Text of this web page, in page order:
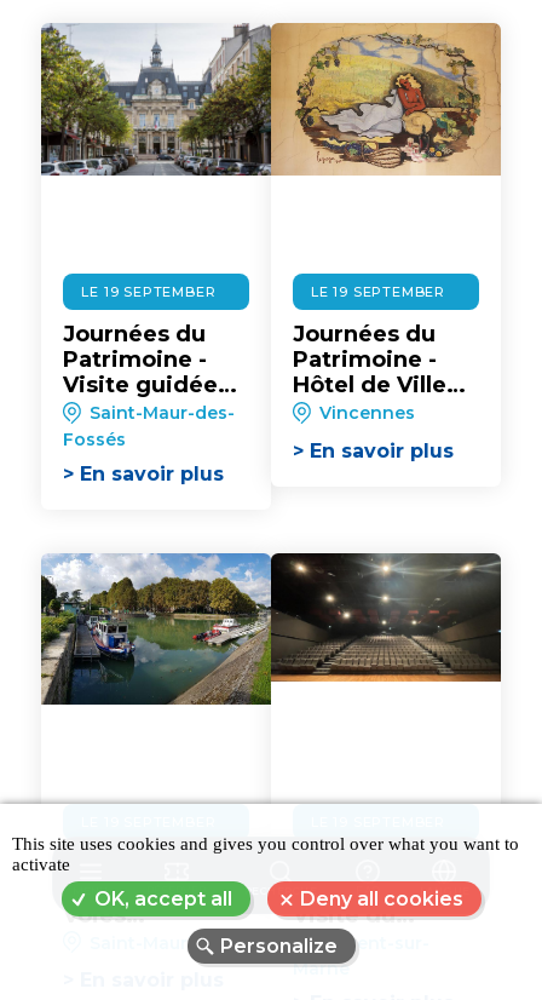
LE 19 SEPTEMBER
Journées du
Patrimoine -
Visite guidée
de l'Hôtel de
Ville de Saint-
Maur
Saint-Maur-des-
Fossés
> En savoir plus
LE 19 SEPTEMBER
Journées du
Patrimoine -
Hôtel de Ville
de Vincennes :
Ateliers de
création
Vincennes
> En savoir plus
Journées du
patrimoine -
Voies
Navigables de
France ouvre
Saint-Maurice
Patrimoine -
Visite du
Théâtre
Antoine
Nogent-sur-
Marne
MENU RÉSERVER RECHERCHE FAQ LANGUE
This site uses cookies and gives you control over what you want to
activate
OK, accept all Deny all cookies
Personalize